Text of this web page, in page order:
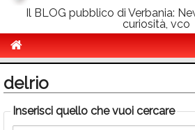
Il BLOG pubblico di Verbania:
curiosità, vco
Politica
Sport
delrio
Inserisci quello che vuoi cercare